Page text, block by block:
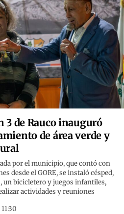
3 de Rauco inauguró
de área verde y
por el municipio, que contó con
desde el GORE, se instaló césped,
un bicicletero y juegos infantiles,
actividades y reuniones